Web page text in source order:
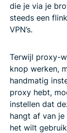
die je via je
steeds een
VPN’s.
Terwijl proxy-
knop werken,
handmatig
proxy hebt,
instellen dat
hangt af van
het wilt